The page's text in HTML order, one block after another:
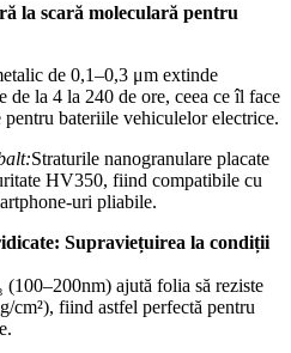
la scară moleculară pentru
de 0,1–0,3 μm extinde
de la 4 la 240 de ore, ceea ce îl face
pentru bateriile vehiculelor electrice.
Straturile nanogranulare placate
HV350, fiind compatibile cu
uri pliabile.
Supraviețuirea la condiții
ajută folia să reziste
cm²), fiind astfel perfectă pentru